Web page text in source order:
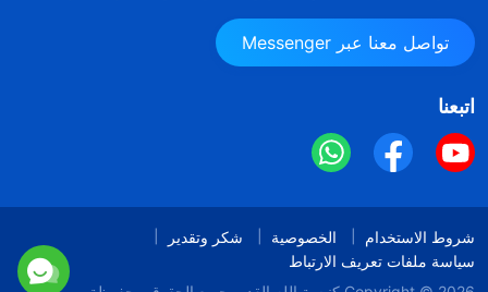
تواصل معنا عبر Messenger
اتبعنا
شروط الاستخدام الخصوصية
شكر وتقدير
سياسة ملفات تعريف الارتباط